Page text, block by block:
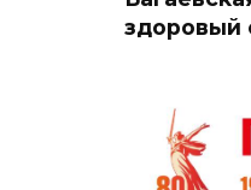
здоровый